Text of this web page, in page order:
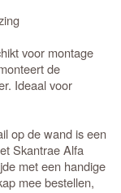
voor montage
de
Ideaal voor
op de wand is een
Skantrae Alfa
met een handige
mee bestellen,